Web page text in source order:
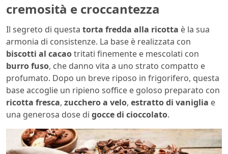
cremosità e croccantezza
Il segreto di questa torta fredda alla ricotta è la sua
armonia di consistenze. La base è realizzata con
biscotti al cacaotritati finemente e mescolati con
burro fuso, che danno vita a uno strato compatto e
profumato. Dopo un breve riposo in frigorifero, questa
base accoglie un ripieno soffice e goloso preparato con
ricotta fresca, zucchero a velo, estratto di vaniglia e
una generosa dose di gocce di cioccolato.